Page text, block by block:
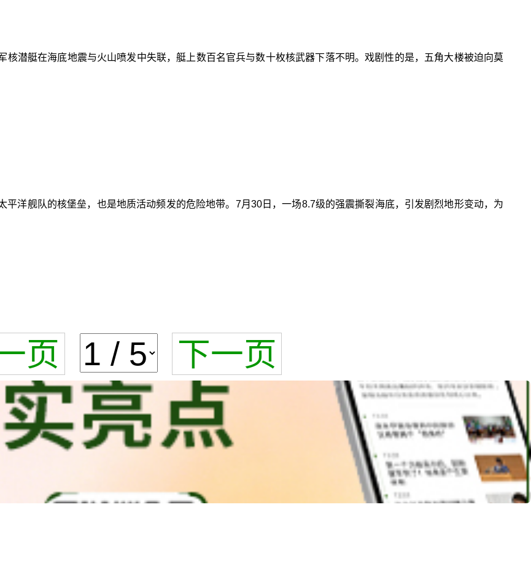
核潜艇在海底地震与火山喷发中失联，艇上数百名官兵与数十枚核武器下落不明。戏剧性的是，五角大楼被迫向莫
平洋舰队的核堡垒，也是地质活动频发的危险地带。7月30日，一场8.7级的强震撕裂海底，引发剧烈地形变动，为
页 下一页